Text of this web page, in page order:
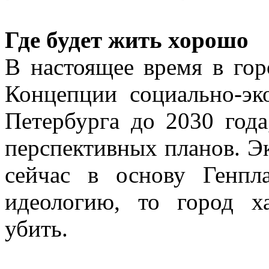
Где будет жить хорошо
В настоящее время в
Концепции социально-
Петербурга до 2030
перспективных планов.
сейчас в основу
идеологию, то город
убить.